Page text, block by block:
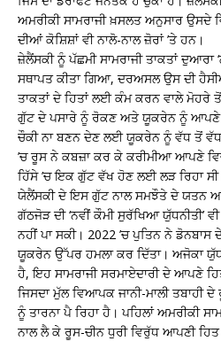
ਅਮਰੀਕੀ ਸਾਮਰਾਜੀ ਖ਼ਸਲਤ ਅਨੁਸਾਰ
ਦੀਆਂ ਕੋਸ਼ਿਸ਼ਾਂ ਵੀ ਨਾਲੋ-ਨਾਲ ਜ਼ੋਰਾਂ ’ਤੇ ਹਨ।
ਜ਼ੇਲੈਂਸਕੀ ਨੂੰ ਪੱਛਮੀ ਸਾਮਰਾਜੀ ਤਾਕਤਾਂ ਦੁਆਰਾ
ਸਥਾਪਤ ਕੀਤਾ ਗਿਆ, ਦਰਅਸਲ ਉਸ ਦੀ
ਤਾਕਤਾਂ ਦੇ ਹਿਤਾਂ ਲਈ ਕੰਮ ਕਰਨ ਵਾਲੇ ਮੋਹਰੇ
ਗੁੱਟ ਦੇ ਪਸਾਰੇ ਨੂੰ ਰੋਕਣ ਅਤੇ ਯੂਕਰੇਨ ਨੂੰ ਆਪਣੇ
ਚੌਕੀ ਨਾ ਬਣਨ ਦੇਣ ਲਈ ਯੂਕਰੇਨ ਨੂੰ ਵੱਧ ਤੋਂ
’ਚ ਰੂਸ ਨੇ ਕਬਜ਼ਾ ਕਰ ਕੇ ਕਰੀਮੀਆ ਆਪਣੇ
ਹਿੱਸੇ ’ਚ ਇਕ ਗੁੱਟ ਵੱਖ ਹੋਣ ਲਈ ਲੜ ਰਿਹਾ ਸੀ
ਯੇਲੈਂਸਕੀ ਦੇ ਇਸ ਗੁੱਟ ਨਾਲ ਸਮਝੌਤੇ ਦੇ ਯਤਨ
ਗੱਠਜੋੜ ਦੀ ‘ਨਵੀਂ ਕੌਮੀ ਸੁਰੱਖਿਆ ਯੁੱਧਨੀਤੀ’
ਨਹੀਂ ਪਾ ਸਕੀ। 2022 ’ਚ ਪੁਤਿਨ ਨੇ
ਯੂਕਰੇਨ ਉੱਪਰ ਹਮਲਾ ਕਰ ਦਿੱਤਾ। ਅਜੋਕਾ
ਹੈ, ਇਹ ਸਾਮਰਾਜੀ ਸਰਮਾਏਦਾਰੀ ਦੇ ਆਪਣੇ
ਜਿਸਦਾ ਮੁੱਲ ਵਿਆਪਕ ਜਾਨੀ-ਮਾਲੀ
ਨੂੰ ਤਾਰਨਾ ਪੈ ਰਿਹਾ ਹੈ। ਪਹਿਲਾਂ ਅਮਰੀਕੀ
ਨਾਲ ਲੈ ਕੇ ਰੂਸ-ਚੀਨ ਧੁਰੀ ਵਿਰੁੱਧ ਆਪਣੀ